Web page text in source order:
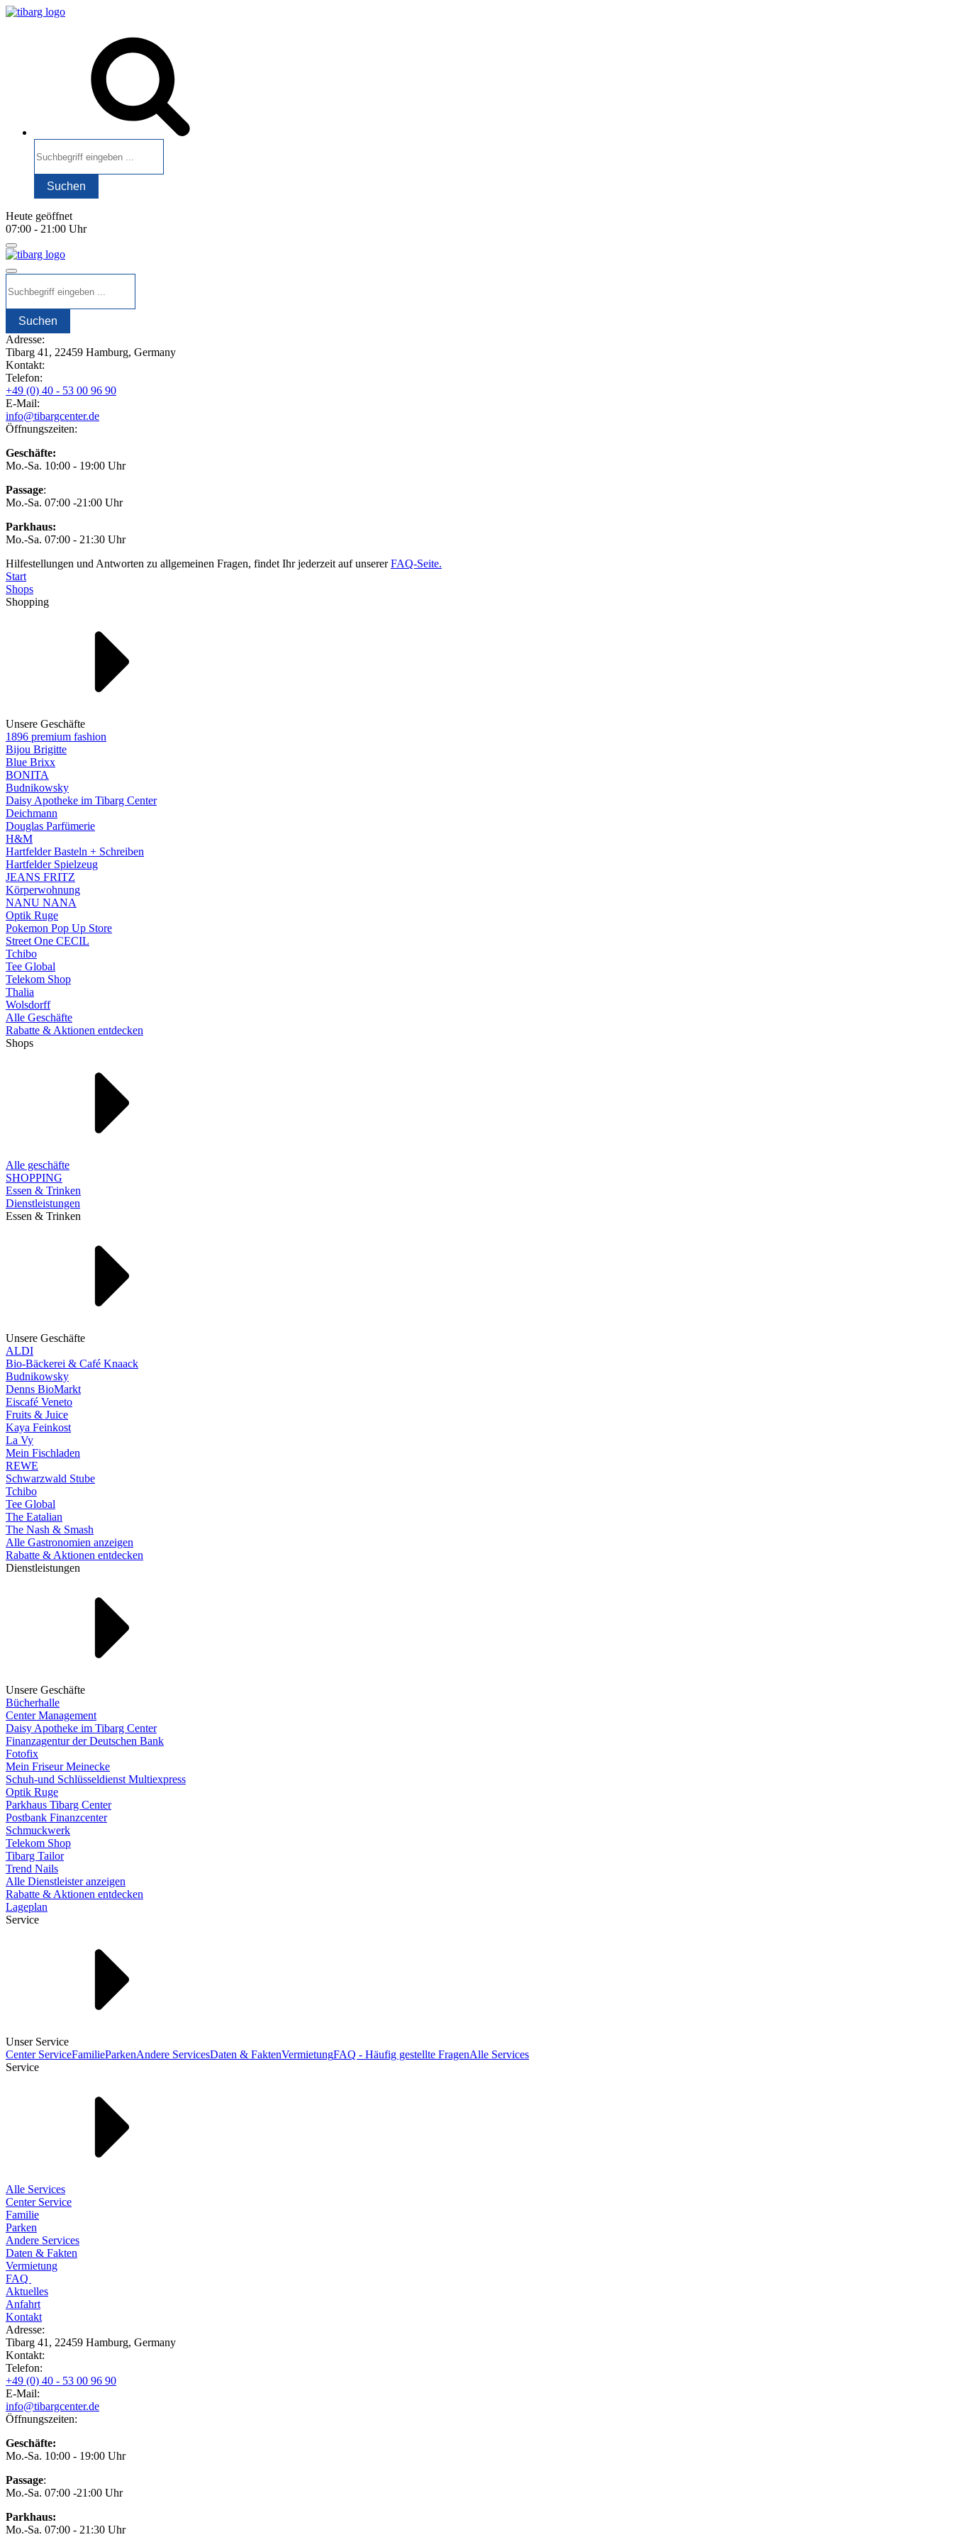
Heute geöffnet
07:00 - 21:00 Uhr
Adresse:
Tibarg 41, 22459 Hamburg, Germany
Kontakt:
Telefon:
+49 (0) 40 - 53 00 96 90
E-Mail:
info@tibargcenter.de
Öffnungszeiten:
Geschäfte:
Mo.-Sa. 10:00 - 19:00 Uhr
Passage:
Mo.-Sa. 07:00 -21:00 Uhr
Parkhaus:
Mo.-Sa. 07:00 - 21:30 Uhr
Hilfestellungen und Antworten zu allgemeinen Fragen, findet Ihr jederzeit auf unsererFAQ-Seite.
Start
Shops
Shopping
Unsere Geschäfte
1896 premium fashion
Bijou Brigitte
Blue Brixx
BONITA
Budnikowsky
Daisy Apotheke im Tibarg Center
Deichmann
Douglas Parfümerie
H&M
Hartfelder Basteln + Schreiben
Hartfelder Spielzeug
JEANS FRITZ
Körperwohnung
NANU NANA
Optik Ruge
Pokemon Pop Up Store
Street One CECIL
Tchibo
Tee Global
Telekom Shop
Thalia
Wolsdorff
Alle Geschäfte
Rabatte & Aktionen entdecken
Shops
Alle geschäfte
SHOPPING
Essen & Trinken
Dienstleistungen
Essen & Trinken
Unsere Geschäfte
ALDI
Bio-Bäckerei & Café Knaack
Budnikowsky
Denns BioMarkt
Eiscafé Veneto
Fruits & Juice
Kaya Feinkost
La Vy
Mein Fischladen
REWE
Schwarzwald Stube
Tchibo
Tee Global
The Eatalian
The Nash & Smash
Alle Gastronomien anzeigen
Rabatte & Aktionen entdecken
Dienstleistungen
Unsere Geschäfte
Bücherhalle
Center Management
Daisy Apotheke im Tibarg Center
Finanzagentur der Deutschen Bank
Fotofix
Mein Friseur Meinecke
Schuh-und Schlüsseldienst Multiexpress
Optik Ruge
Parkhaus Tibarg Center
Postbank Finanzcenter
Schmuckwerk
Telekom Shop
Tibarg Tailor
Trend Nails
Alle Dienstleister anzeigen
Rabatte & Aktionen entdecken
Lageplan
Service
Unser Service
Center ServiceFamilieParkenAndere ServicesDaten & FaktenVermietungFAQ - Häufig gestellte FragenAlle Services
Service
Alle Services
Center Service
Familie
Parken
Andere Services
Daten & Fakten
Vermietung
FAQ
Aktuelles
Anfahrt
Kontakt
Adresse:
Tibarg 41, 22459 Hamburg, Germany
Kontakt:
Telefon:
+49 (0) 40 - 53 00 96 90
E-Mail:
info@tibargcenter.de
Öffnungszeiten:
Geschäfte:
Mo.-Sa. 10:00 - 19:00 Uhr
Passage:
Mo.-Sa. 07:00 -21:00 Uhr
Parkhaus:
Mo.-Sa. 07:00 - 21:30 Uhr